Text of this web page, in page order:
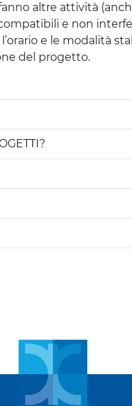
altre atti­vi­tà
e non
e le moda­li­tà
del pro­get­to.